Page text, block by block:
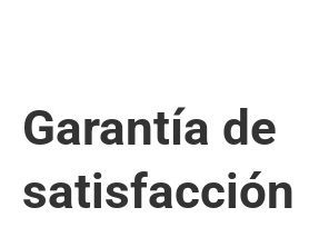
Garantía de
satisfacción